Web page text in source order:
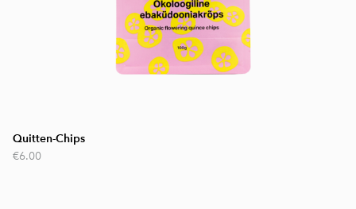
Quitten-Chips
€6.00